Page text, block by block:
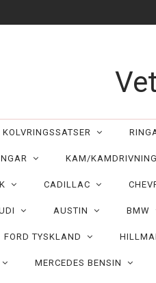
KOLVRINGSSATSER
KAM/
CADILLAC
AUSTIN BMW
FORD TYSKLAND
MERCEDES BENSIN